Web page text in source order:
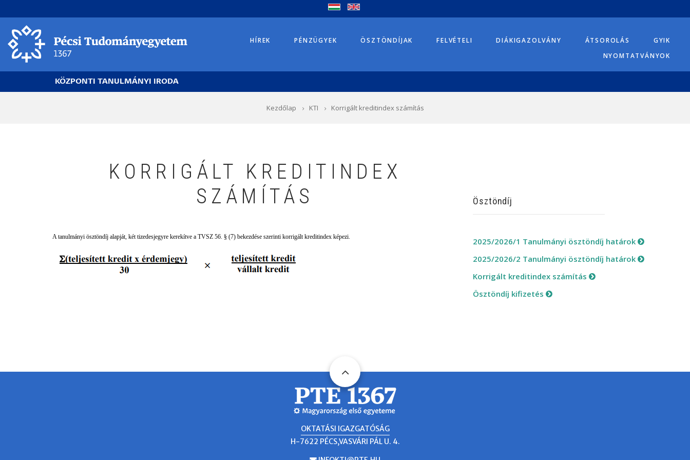
a
tartalomra
HÍREK PÉNZÜGYEK ÖSZTÖNDÍJAK FELVÉTELI DIÁKIGAZOLVÁNY ÁTSOROLÁS
GYIK
NYOMTATVÁNYOK
KÖZPONTI TANULMÁNYI IRODA
Kezdőlap KTI Korrigált kreditindex számítás
KORRIGÁLT KREDITINDEX
SZÁMÍTÁS
A tanulmányi ösztöndíj alapját, két tizedesjegyre kerekítve a TVSZ 56. § (7) bekezdése szerinti korrigált kreditindex képezi.
Ösztöndíj
2025/2026/1 Tanulmányi ösztöndíj határok
2025/2026/2 Tanulmányi ösztöndíj határok
Korrigált kreditindex számítás
Ösztöndíj kifizetés
OKTATÁSI IGAZGATÓSÁG
H-7622 PÉCS,VASVÁRI PÁL U. 4.